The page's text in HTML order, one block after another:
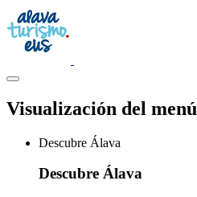
Visualización del menú
Descubre Álava
Descubre Álava